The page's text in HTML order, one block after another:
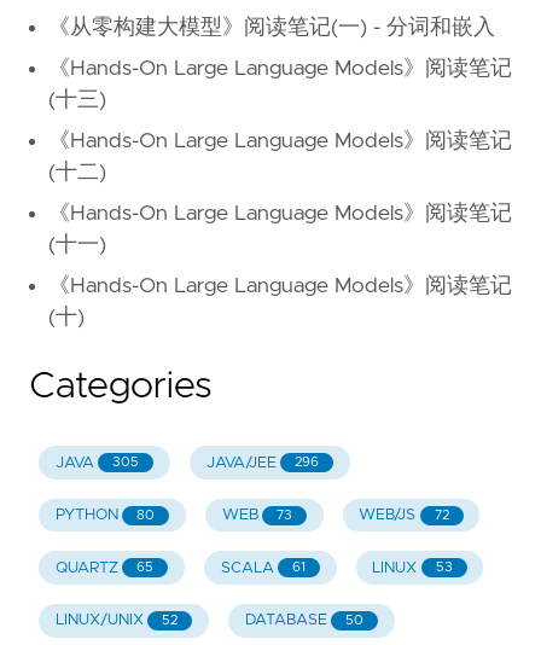
《从零构建大模型》阅读笔记(一) - 分词和嵌入
《Hands-On Large Language Models》阅读笔记
(十三)
《Hands-On Large Language Models》阅读笔记
(十二)
《Hands-On Large Language Models》阅读笔记
(十一)
《Hands-On Large Language Models》阅读笔记
(十)
Categories
JAVA 305 JAVA/JEE 296
PYTHON 80 WEB 73 WEB/JS 72
QUARTZ 65 SCALA 61 LINUX 53
LINUX/UNIX 52 DATABASE 50